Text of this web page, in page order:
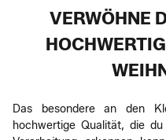
VERWÖHNE
Das besondere an den
hochwertige Qualität, die